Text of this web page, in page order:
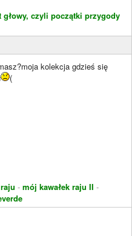
głowy, czyli początki przygody
kolekcja gdzieś się
(
- mój kawałek raju II -